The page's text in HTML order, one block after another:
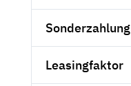
Sonderzahlung
Leasingfaktor